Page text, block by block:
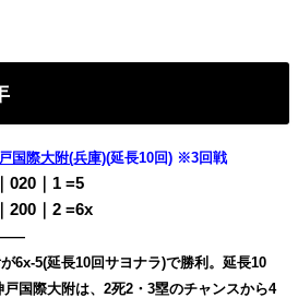
国際大附(兵庫)(延長10回) ※3回戦
020｜1 =5
200｜2 =6x
6x-5(延長10回サヨナラ)で勝利。延長10
国際大附は、2死2・3塁のチャンスから4